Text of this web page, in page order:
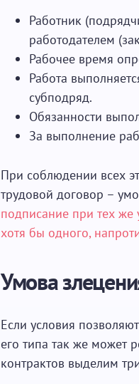
Работник
работодателем
Рабочее время
Работа
субподряд.
Обязанности
За выполнение
При соблюдении всех
трудовой договор –
подписание при тех же
хотя бы одного,
Умова
Если условия
его типа так же может
контрактов выделим